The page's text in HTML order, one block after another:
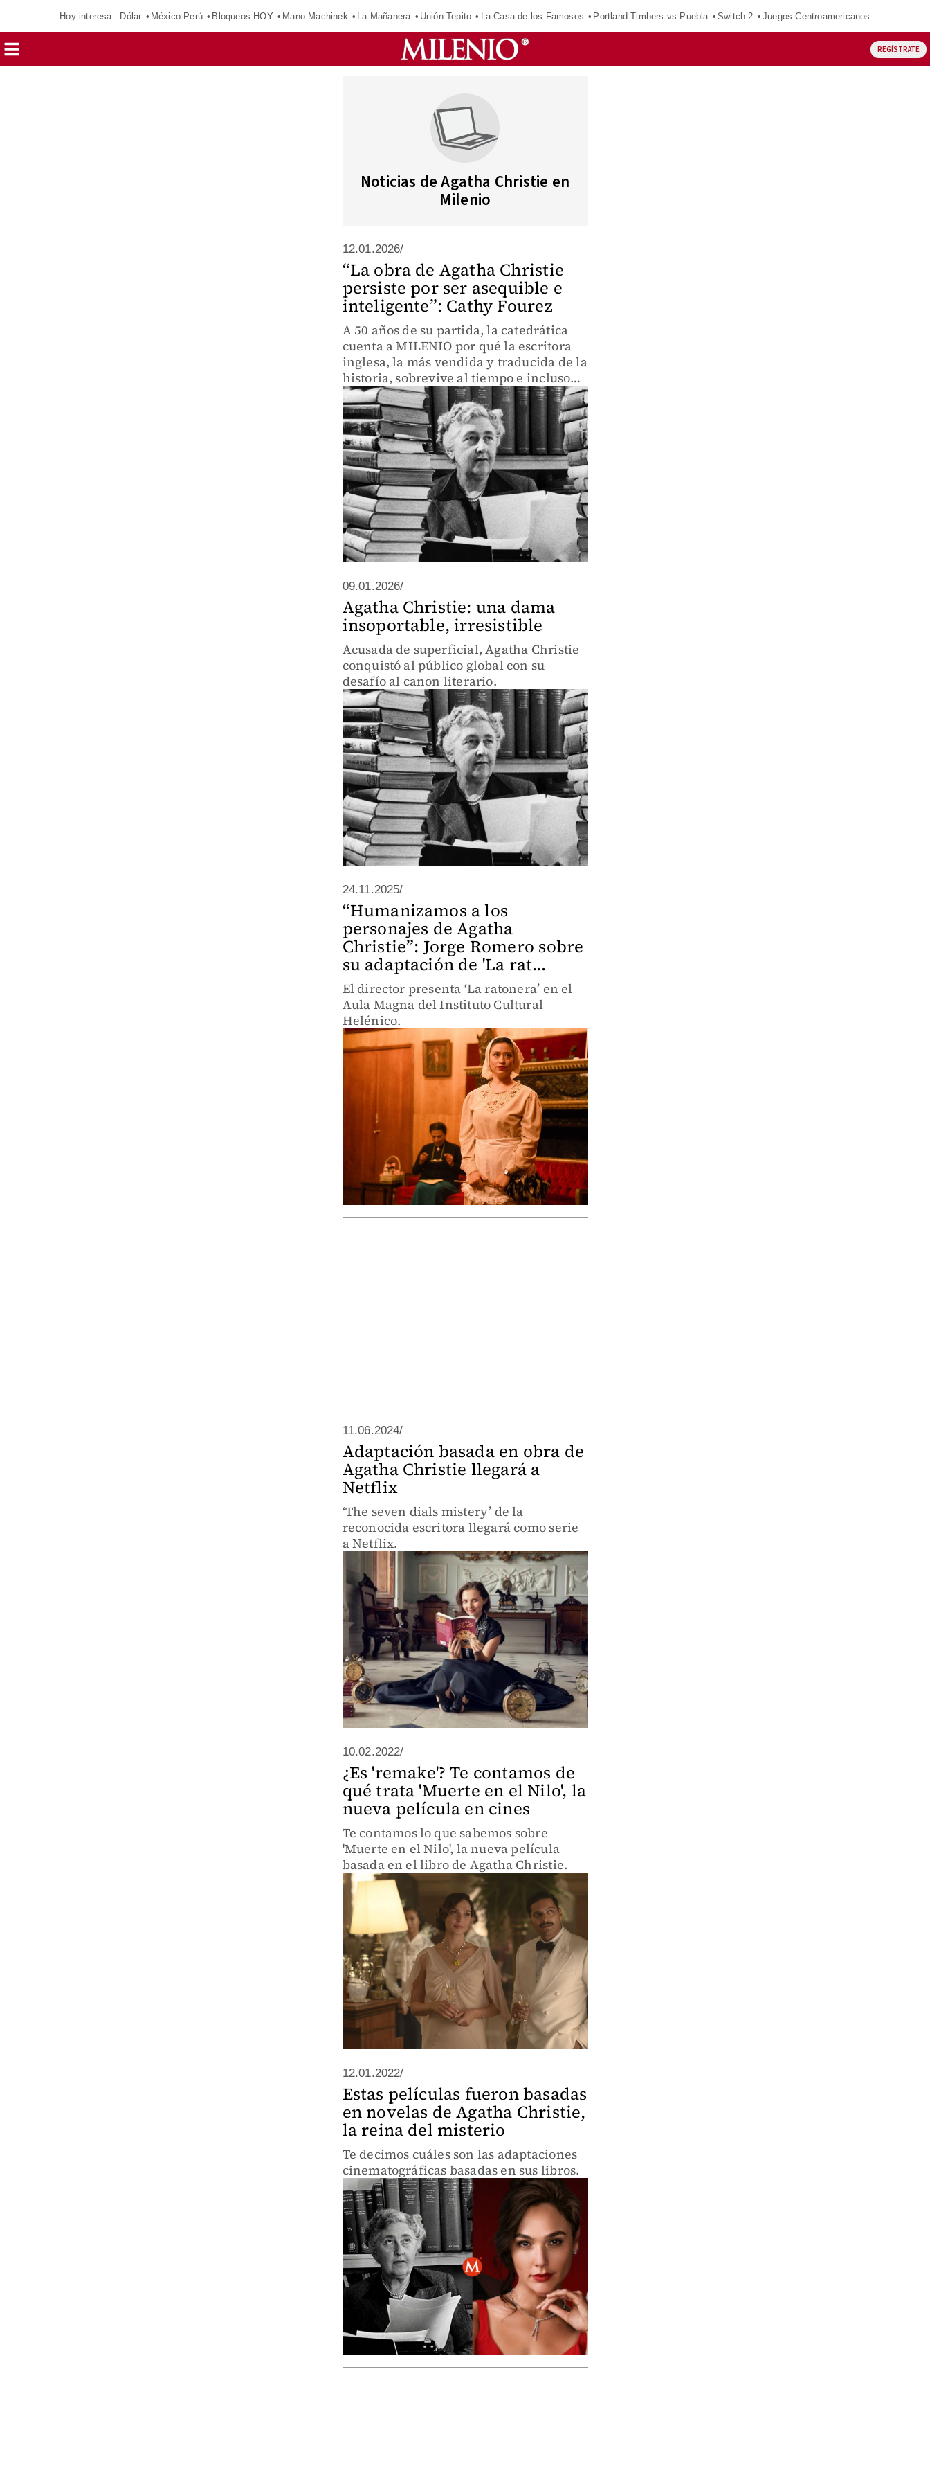
Hoy interesa: Dólar México-Perú Bloqueos HOY Mano Machinek La Mañanera Unión Tepito La Casa de los Famosos Portland Timbers vs Puebla Switch 2 Juegos Centroamericanos
REGÍSTRATE
Noticias de Agatha Christie en
Milenio
12.01.2026/
“La obra de Agatha Christie
persiste por ser asequible e
inteligente”: Cathy Fourez
A 50 años de su partida, la catedrática
cuenta a MILENIO por qué la escritora
inglesa, la más vendida y traducida de la
historia, sobrevive al tiempo e incluso
inspira fenómenos como el cozy
mystery entre lectores jóvenes.
09.01.2026/
Agatha Christie: una dama
insoportable, irresistible
Acusada de superficial, Agatha Christie
conquistó al público global con su
desafío al canon literario.
24.11.2025/
“Humanizamos a los
personajes de Agatha
Christie”: Jorge Romero sobre
su adaptación de 'La rat...
El director presenta ‘La ratonera’ en el
Aula Magna del Instituto Cultural
Helénico.
11.06.2024/
Adaptación basada en obra de
Agatha Christie llegará a
Netflix
‘The seven dials mistery’ de la
reconocida escritora llegará como serie
a Netflix.
10.02.2022/
¿Es 'remake'? Te contamos de
qué trata 'Muerte en el Nilo', la
nueva película en cines
Te contamos lo que sabemos sobre
'Muerte en el Nilo', la nueva película
basada en el libro de Agatha Christie.
12.01.2022/
Estas películas fueron basadas
en novelas de Agatha Christie,
la reina del misterio
Te decimos cuáles son las adaptaciones
cinematográficas basadas en sus libros.